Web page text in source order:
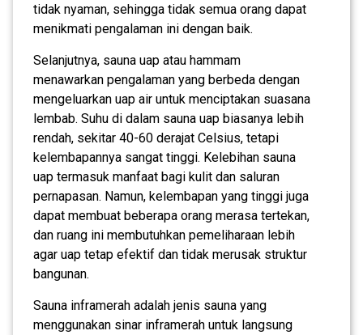
tidak nyaman, sehingga tidak semua orang dapat
menikmati pengalaman ini dengan baik.
Selanjutnya, sauna uap atau hammam
menawarkan pengalaman yang berbeda dengan
mengeluarkan uap air untuk menciptakan suasana
lembab. Suhu di dalam sauna uap biasanya lebih
rendah, sekitar 40-60 derajat Celsius, tetapi
kelembapannya sangat tinggi. Kelebihan sauna
uap termasuk manfaat bagi kulit dan saluran
pernapasan. Namun, kelembapan yang tinggi juga
dapat membuat beberapa orang merasa tertekan,
dan ruang ini membutuhkan pemeliharaan lebih
agar uap tetap efektif dan tidak merusak struktur
bangunan.
Sauna inframerah adalah jenis sauna yang
menggunakan sinar inframerah untuk langsung